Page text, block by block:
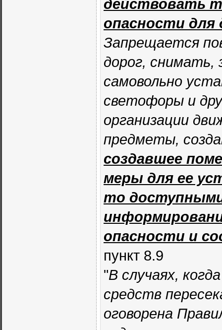
действовать
опасности для
Запрещается
дорог, снимать,
самовольно
светофоры и
организации
предметы,
создавшее
меры для ее
то
опасности и
пункт 8.9
"В случаях,
средств
оговорена